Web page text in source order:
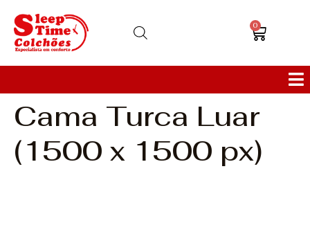
0
Colchões
Bases
Cama Turca Luar
(1500 x 1500 px)